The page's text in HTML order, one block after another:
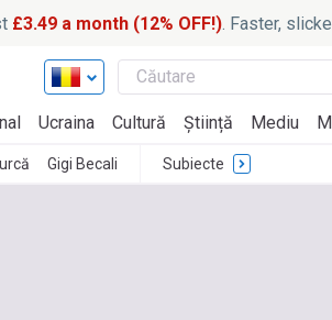
£3.49 a month (12% OFF!). Faster,
Ucraina Cultură Știință Mediu
Gigi Becali Subiecte